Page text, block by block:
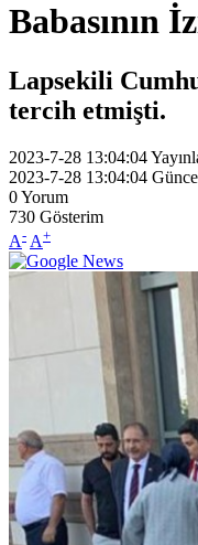
Babasının
Lapsekili
tercih etmişti.
2023-7-28 13:04:04
2023-7-28 13:04:04
0Yorum
730 Gösterim
A- A+